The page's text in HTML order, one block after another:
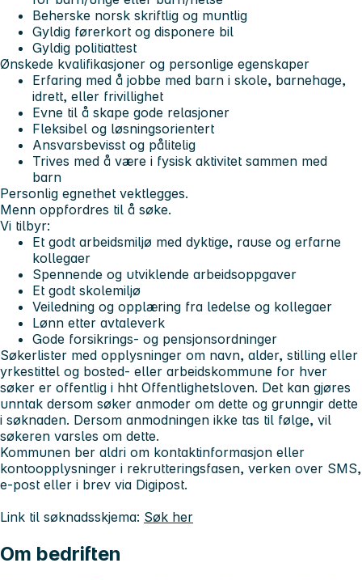
Beherske norsk skriftlig og muntlig
Gyldig førerkort og disponere bil
Gyldig politiattest
Ønskede kvalifikasjoner og personlige egenskaper
Erfaring med å jobbe med barn i skole, barnehage,
idrett, eller frivillighet
Evne til å skape gode relasjoner
Fleksibel og løsningsorientert
Ansvarsbevisst og pålitelig
Trives med å være i fysisk aktivitet sammen med
barn
Personlig egnethet vektlegges.
Menn oppfordres til å søke.
Vi tilbyr:
Et godt arbeidsmiljø med dyktige, rause og erfarne
kollegaer
Spennende og utviklende arbeidsoppgaver
Et godt skolemiljø
Veiledning og opplæring fra ledelse og kollegaer
Lønn etter avtaleverk
Gode forsikrings- og pensjonsordninger
Søkerlister med opplysninger om navn, alder, stilling eller
yrkestittel og bosted- eller arbeidskommune for hver
søker er offentlig i hht Offentlighetsloven. Det kan gjøres
unntak dersom søker anmoder om dette og grunngir dette
i søknaden. Dersom anmodningen ikke tas til følge, vil
søkeren varsles om dette.
Kommunen ber aldri om kontaktinformasjon eller
kontoopplysninger i rekrutteringsfasen, verken over SMS,
e-post eller i brev via Digipost.
Link til søknadsskjema: Søk her
Om bedriften